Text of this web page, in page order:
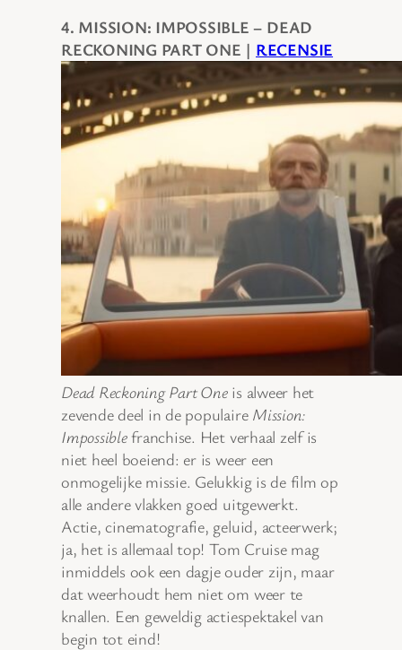
4. MISSION: IMPOSSIBLE – DEAD
RECKONING PART ONE | RECENSIE
Dead Reckoning Part Oneis alweer het
zevende deel in de populaire Mission:
Impossiblefranchise. Het verhaal zelf is
niet heel boeiend: er is weer een
onmogelijke missie. Gelukkig is de film op
alle andere vlakken goed uitgewerkt.
Actie, cinematografie, geluid, acteerwerk;
ja, het is allemaal top! Tom Cruise mag
inmiddels ook een dagje ouder zijn, maar
dat weerhoudt hem niet om weer te
knallen. Een geweldig actiespektakel van
begin tot eind!